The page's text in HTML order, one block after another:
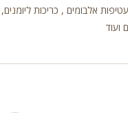
עטיפות אלבומים , כריכות ליומנים,
ועוד